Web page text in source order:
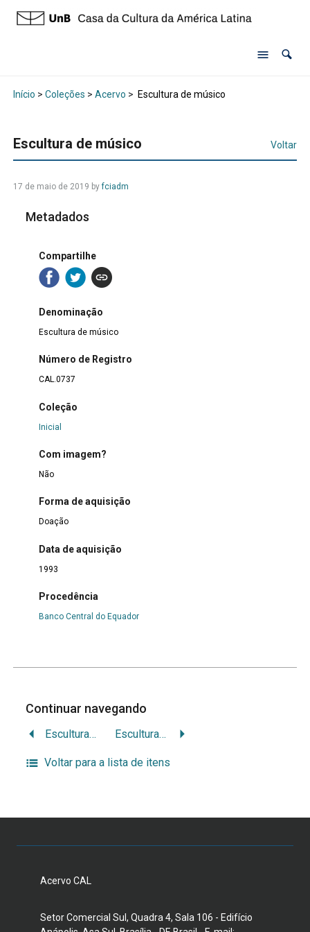
Início > Coleções > Acervo > Escultura de músico
Escultura de músico Voltar
17 de maio de 2019 byfciadm
Metadados
Compartilhe
Denominação
Escultura de músico
Número de Registro
CAL.0737
Coleção
Inicial
Com imagem?
Não
Forma de aquisição
Doação
Data de aquisição
1993
Procedência
Banco Central do Equador
Continuar navegando
Escultura de músico Escultura de músico
Voltar para a lista de itens
Acervo CAL
Setor Comercial Sul, Quadra 4, Sala 106 - Edifício